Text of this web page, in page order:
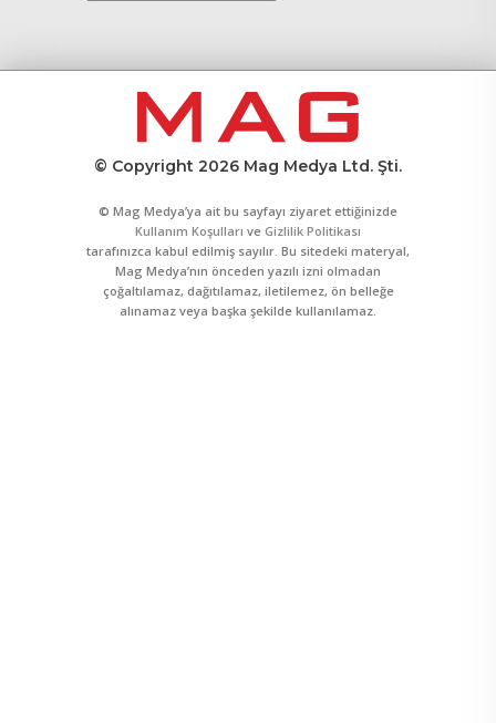
© Copyright 2026 Mag Medya Ltd. Şti.
© Mag Medya’ya ait bu sayfayı ziyaret ettiğinizde
Kullanım Koşulları ve Gizlilik Politikası
tarafınızca kabul edilmiş sayılır. Bu sitedeki materyal,
Mag Medya’nın önceden yazılı izni olmadan
çoğaltılamaz, dağıtılamaz, iletilemez, ön belleğe
alınamaz veya başka şekilde kullanılamaz.